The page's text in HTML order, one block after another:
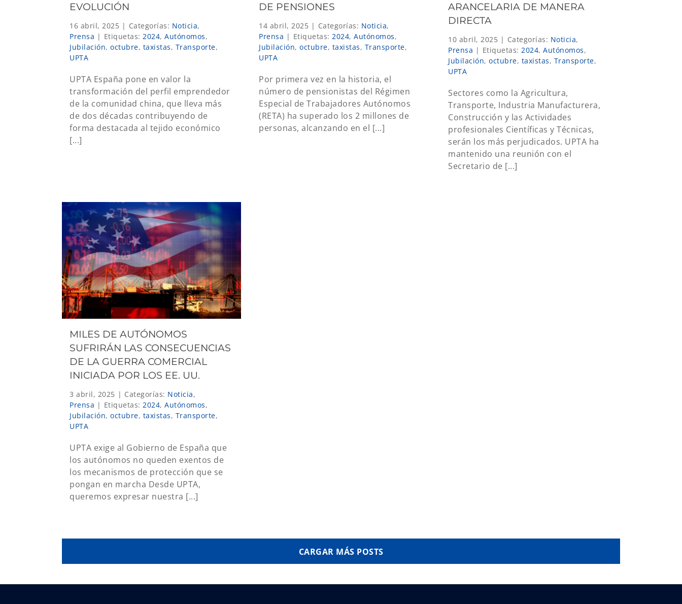
EVOLUCIÓN
16 abril, 2025 | Categorías: Noticia,
Prensa | Etiquetas: 2024, Autónomos,
Jubilación, octubre, taxistas, Transporte,
UPTA
UPTA España pone en valor la
transformación del perfil emprendedor
de la comunidad china, que lleva más
de dos décadas contribuyendo de
forma destacada al tejido económico
[...]
DE PENSIONES
14 abril, 2025 | Categorías: Noticia,
Prensa | Etiquetas: 2024, Autónomos,
Jubilación, octubre, taxistas, Transporte,
UPTA
Por primera vez en la historia, el
número de pensionistas del Régimen
Especial de Trabajadores Autónomos
(RETA) ha superado los 2 millones de
personas, alcanzando en el [...]
ARANCELARIA DE MANERA
DIRECTA
10 abril, 2025 | Categorías: Noticia,
Prensa | Etiquetas: 2024, Autónomos,
Jubilación, octubre, taxistas, Transporte,
UPTA
Sectores como la Agricultura,
Transporte, Industria Manufacturera,
Construcción y las Actividades
profesionales Científicas y Técnicas,
serán los más perjudicados. UPTA ha
mantenido una reunión con el
Secretario de [...]
MILES DE AUTÓNOMOS
SUFRIRÁN LAS CONSECUENCIAS
DE LA GUERRA COMERCIAL
INICIADA POR LOS EE. UU.
3 abril, 2025 | Categorías: Noticia,
Prensa | Etiquetas: 2024, Autónomos,
Jubilación, octubre, taxistas, Transporte,
UPTA
UPTA exige al Gobierno de España que
los autónomos no queden exentos de
los mecanismos de protección que se
pongan en marcha Desde UPTA,
queremos expresar nuestra [...]
CARGAR MÁS POSTS